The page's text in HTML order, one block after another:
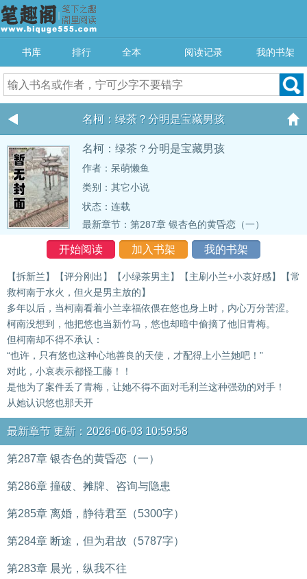
书库 排行 全本 阅读记录 我的书架
名柯：绿茶？分明是宝藏男孩
名柯：绿茶？分明是宝藏男孩
作者：呆萌懒鱼
类别：其它小说
状态：连载
最新章节： 第287章 银杏色的黄昏恋（一）
开始阅读 加入书架 我的书架
【拆新兰】【评分刚出】【小绿茶男主】【主刷小兰+小哀好感】【常
救柯南于水火，但火是男主放的】
多年以后，当柯南看着小兰幸福依偎在悠也身上时，内心万分苦涩。
柯南没想到，他把悠也当新竹马，悠也却暗中偷摘了他旧青梅。
但柯南却不得不承认：
“也许，只有悠也这种心地善良的天使，才配得上小兰她吧！”
对此，小哀表示都怪工藤！！
是他为了案件丢了青梅，让她不得不面对毛利兰这种强劲的对手！
从她认识悠也那天开
最新章节 更新：2026-06-03 10:59:58
第287章 银杏色的黄昏恋（一）
第286章 撞破、摊牌、咨询与隐患
第285章 离婚，静待君至（5300字）
第284章 断途，但为君故（5787字）
第283章 晨光，纵我不往